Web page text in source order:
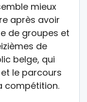
mieux
après avoir
de groupes et
de
belge, qui
le parcours
compétition.